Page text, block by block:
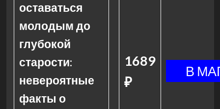
оставаться
молодым до
глубокой
старости:
невероятные
факты о
1689
₽